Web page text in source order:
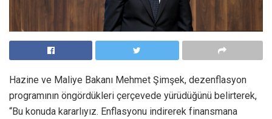
Hazine ve Maliye Bakanı Mehmet Şimşek, dezenflasyon
programının öngördükleri çerçevede yürüdüğünü belirterek,
“Bu konuda kararlıyız. Enflasyonu indirerek finansmana